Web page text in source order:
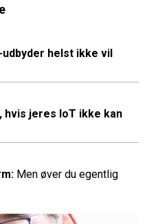
helst ikke vil
hvis jeres IoT ikke kan
Men øver du egentlig